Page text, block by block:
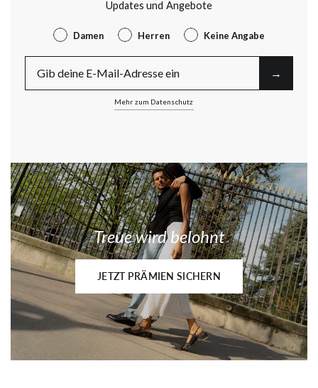
Updates und Angebote
Gender Damen Herren Keine Angabe
→︎
Mehr zum Datenschutz
Treue wird belohnt
JETZT PRÄMIEN SICHERN